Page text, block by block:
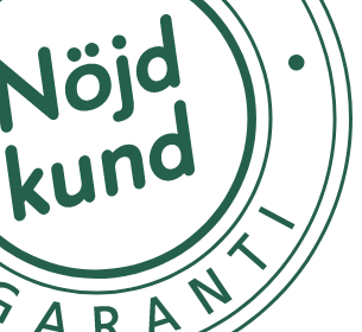
Leaf Extract · Humulus Lupulus
Myristate · Cetrimonium
· Polyquaternium37 · Sodium
· Dicaprylyl Carbonate ·
Hexyl Cinnamal · Lauryl Glucoside ·
Salicylate · Citronellol · Methyl
· Potassium Sorbate · CI
1)